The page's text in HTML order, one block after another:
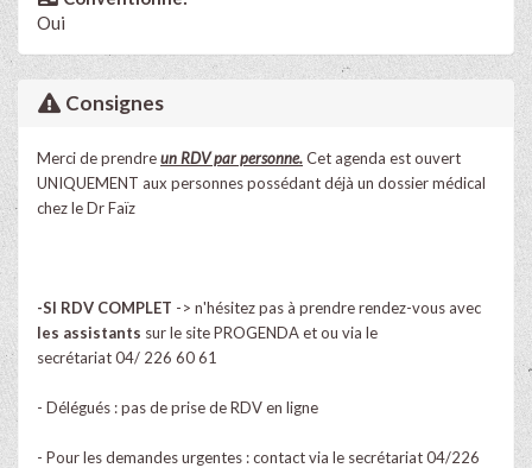
Oui
Consignes
Merci de prendreun RDV par personne.Cet agenda est ouvert
UNIQUEMENT aux personnes possédant déjà un dossier médical
chez le Dr Faïz
-SI RDV COMPLET -> n'hésitez pas à prendre rendez-vous avec
les assistants sur le site PROGENDA et ou via le
secrétariat 04/ 226 60 61
- Délégués : pas de prise de RDV en ligne
- Pour les demandes urgentes : contact via le secrétariat 04/226